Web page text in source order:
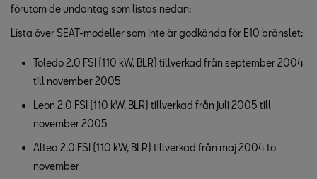
förutom de undantag som listas nedan:
Lista över SEAT-modeller som inte är godkända för E10 bränslet:
Toledo 2.0 FSI (110 kW, BLR) tillverkad från september 2004
till november 2005
Leon 2.0 FSI (110 kW, BLR) tillverkad från juli 2005 till
november 2005
Altea 2.0 FSI (110 kW, BLR) tillverkad från maj 2004 to
november